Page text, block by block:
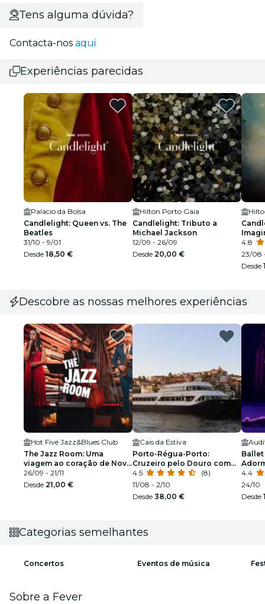
Tens alguma dúvida?
Contacta-nos aqui
Experiências parecidas
Palácio da Bolsa
Candlelight: Queen vs. The
Beatles
31/10 - 9/01
Desde 18,50 €
Hilton Porto Gaia
Candlelight: Tributo a
Michael Jackson
12/09 - 26/09
Desde 20,00 €
4.8
23/08
Desde
Descobre as nossas melhores experiências
Hot Five Jazz&Blues Club
The Jazz Room: Uma
viagem ao coração de Nova
Orleães
26/09 - 21/11
Desde 21,00 €
Cais da Estiva
Porto-Régua-Porto:
Cruzeiro pelo Douro com
pequeno-almoço e almoço
4.5
(8)
11/08 - 2/10
Desde 38,00 €
Ballet
4.4
24/10
Desde
Categorias semelhantes
Concertos Eventos de música
Sobre a Fever